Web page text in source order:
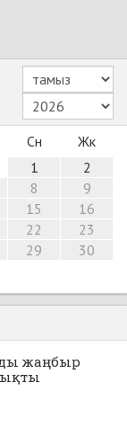
Сн
Жк
1
2
8
9
15
16
22
23
29
30
жаңбыр